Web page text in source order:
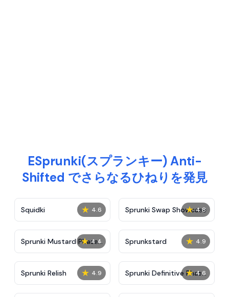
ESprunki(スプランキー) Anti-
Shifted でさらなるひねりを発見
★ 4.6
Squidki ★ 4.8
Sprunki Swap Showcase
★ 4.4
Sprunki Mustard Phase
2
★ 4.9
Sprunkstard
★ 4.9
Sprunki Relish ★ 4.6
Sprunki Definitive Phase
7